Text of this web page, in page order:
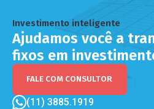
Investimento inteligente
Ajudamos você a
fixos em
FALE COM CONSULTOR
(11) 3885.1919